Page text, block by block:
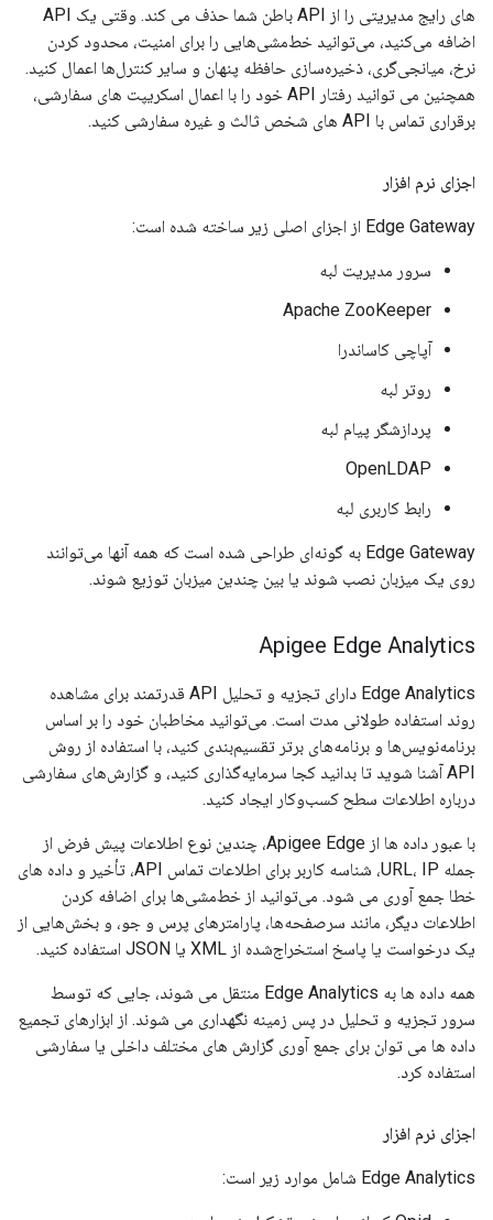
های رایج مدیریتی را از API باطن شما حذف می کند. وقتی یک API
اضافه می‌کنید، می‌توانید خط‌مشی‌هایی را برای امنیت، محدود کردن
نرخ، میانجی‌گری، ذخیره‌سازی حافظه پنهان و سایر کنترل‌ها اعمال کنید.
همچنین می توانید رفتار API خود را با اعمال اسکریپت های سفارشی،
برقراری تماس با API های شخص ثالث و غیره سفارشی کنید.
اجزای نرم افزار
Edge Gateway از اجزای اصلی زیر ساخته شده است:
سرور مدیریت لبه
Apache ZooKeeper
آپاچی کاساندرا
روتر لبه
پردازشگر پیام لبه
OpenLDAP
رابط کاربری لبه
Edge Gateway به گونه‌ای طراحی شده است که همه آنها می‌توانند
روی یک میزبان نصب شوند یا بین چندین میزبان توزیع شوند.
Apigee Edge Analytics
Edge Analytics دارای تجزیه و تحلیل API قدرتمند برای مشاهده
روند استفاده طولانی مدت است. می‌توانید مخاطبان خود را بر اساس
برنامه‌نویس‌ها و برنامه‌های برتر تقسیم‌بندی کنید، با استفاده از روش
API آشنا شوید تا بدانید کجا سرمایه‌گذاری کنید، و گزارش‌های سفارشی
درباره اطلاعات سطح کسب‌وکار ایجاد کنید.
با عبور داده ها از Apigee Edge، چندین نوع اطلاعات پیش فرض از
جمله URL، IP، شناسه کاربر برای اطلاعات تماس API، تأخیر و داده های
خطا جمع آوری می شود. می‌توانید از خط‌مشی‌ها برای اضافه کردن
اطلاعات دیگر، مانند سرصفحه‌ها، پارامترهای پرس و جو، و بخش‌هایی از
یک درخواست یا پاسخ استخراج‌شده از XML یا JSON استفاده کنید.
همه داده ها به Edge Analytics منتقل می شوند، جایی که توسط
سرور تجزیه و تحلیل در پس زمینه نگهداری می شوند. از ابزارهای تجمیع
داده ها می توان برای جمع آوری گزارش های مختلف داخلی یا سفارشی
استفاده کرد.
اجزای نرم افزار
Edge Analytics شامل موارد زیر است: